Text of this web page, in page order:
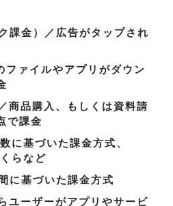
課金）／広告がタップされ
ファイルやアプリがダウン
商品購入、もしくは資料請
で課金
に基づいた課金方式、
らなど
に基づいた課金方式
ユーザーがアプリやサービ